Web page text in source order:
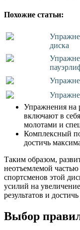
Похожие статьи:
диска
Упражнения на
включают в
молотами и
Комплексный
достичь
Таким образом,
неотъемлемой
спортсменов этой
усилий на
результатов и
Выбор